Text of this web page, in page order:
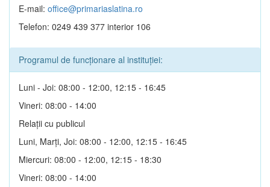
E-mail: office@primariaslatina.ro
Telefon: 0249 439 377 interior 106
Programul de funcționare al instituției:
Luni - Joi: 08:00 - 12:00, 12:15 - 16:45
Vineri: 08:00 - 14:00
Relații cu publicul
Luni, Marți, Joi: 08:00 - 12:00, 12:15 - 16:45
Miercuri: 08:00 - 12:00, 12:15 - 18:30
Vineri: 08:00 - 14:00